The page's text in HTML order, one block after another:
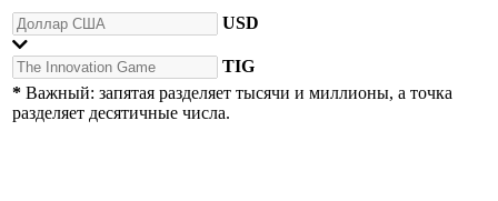
USD
TIG
* Важный: запятая разделяет тысячи и миллионы, а точка
разделяет десятичные числа.